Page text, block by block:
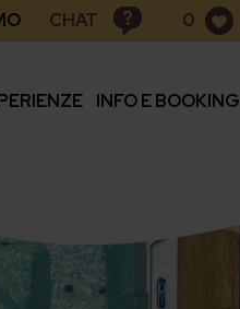
CHAT 0
INFO E BOOKING